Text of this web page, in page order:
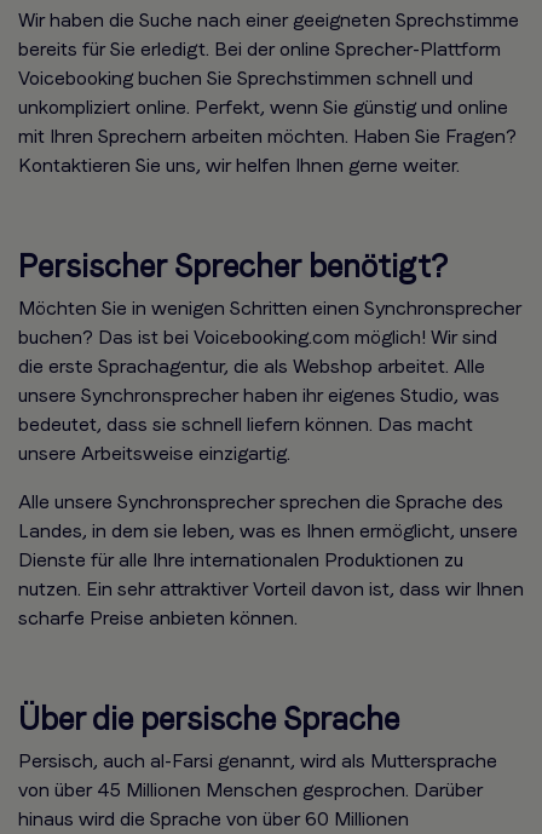
Wir haben die Suche nach einer geeigneten Sprechstimme
bereits für Sie erledigt. Bei der online Sprecher-Plattform
Voicebooking buchen Sie Sprechstimmen schnell und
unkompliziert online. Perfekt, wenn Sie günstig und online
mit Ihren Sprechern arbeiten möchten. Haben Sie Fragen?
Kontaktieren Sie uns, wir helfen Ihnen gerne weiter.
Persischer Sprecher benötigt?
Möchten Sie in wenigen Schritten einen Synchronsprecher
buchen? Das ist bei Voicebooking.com möglich! Wir sind
die erste Sprachagentur, die als Webshop arbeitet. Alle
unsere Synchronsprecher haben ihr eigenes Studio, was
bedeutet, dass sie schnell liefern können. Das macht
unsere Arbeitsweise einzigartig.
Alle unsere Synchronsprecher sprechen die Sprache des
Landes, in dem sie leben, was es Ihnen ermöglicht, unsere
Dienste für alle Ihre internationalen Produktionen zu
nutzen. Ein sehr attraktiver Vorteil davon ist, dass wir Ihnen
scharfe Preise anbieten können.
Über die persische Sprache
Persisch, auch al-Farsi genannt, wird als Muttersprache
von über 45 Millionen Menschen gesprochen. Darüber
hinaus wird die Sprache von über 60 Millionen